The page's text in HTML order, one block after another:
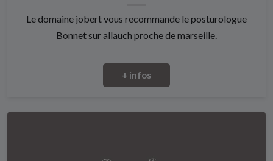
Le domaine jobert vous recommande le posturologue
Bonnet sur allauch proche de marseille.
+ infos